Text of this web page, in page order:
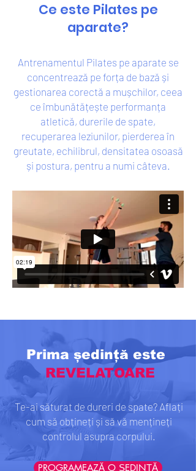
Ce este Pilates pe
aparate?
Antrenamentul Pilates pe aparate se
concentrează pe forța de bază și
gestionarea corectă a mușchilor, ceea
ce îmbunătățește performanța
atletică, durerile de spate,
recuperarea leziunilor, pierderea în
greutate, echilibrul, densitatea osoasă
și postura, pentru a numi câteva.
Prima ședință este
REVELATOARE
Te-ai săturat de dureri de spate? Aflați
cum să obțineți și să vă mențineți
controlul asupra corpului.
PROGRAMEAZĂ O ȘEDINȚĂ